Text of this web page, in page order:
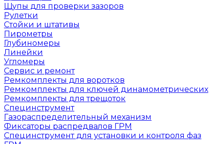
Щупы для проверки зазоров
Рулетки
Стойки и штативы
Пирометры
Глубиномеры
Линейки
Угломеры
Сервис и ремонт
Ремкомплекты для воротков
Ремкомплекты для ключей динамометрических
Ремкомплекты для трещоток
Специнструмент
Газораспределительный механизм
Фиксаторы распредвалов ГРМ
Специнструмент для установки и контроля фаз